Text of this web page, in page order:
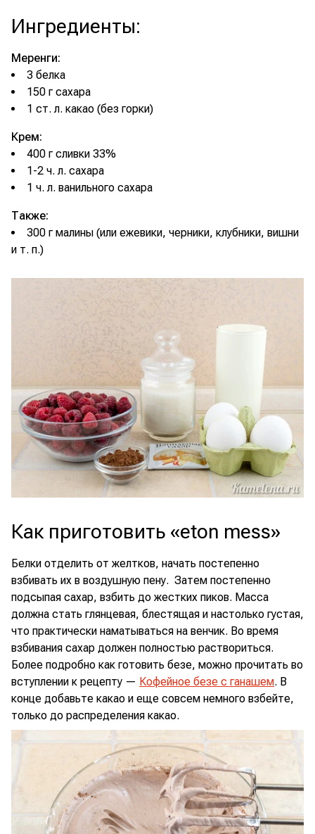
Ингредиенты:
Меренги:
3 белка
150 г сахара
1 ст. л. какао (без горки)
Крем:
400 г сливки 33%
1-2 ч. л. сахара
1 ч. л. ванильного сахара
Также:
300 г малины (или ежевики, черники, клубники, вишни
и т. п.)
Как приготовить «eton mess»
Белки отделить от желтков, начать постепенно
взбивать их в воздушную пену. Затем постепенно
подсыпая сахар, взбить до жестких пиков. Масса
должна стать глянцевая, блестящая и настолько густая,
что практически наматываться на венчик. Во время
взбивания сахар должен полностью раствориться.
Более подробно как готовить безе, можно прочитать во
вступлении к рецепту — Кофейное безе с ганашем. В
конце добавьте какао и еще совсем немного взбейте,
только до распределения какао.